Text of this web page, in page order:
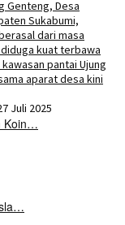
Juli 2025
Koin…